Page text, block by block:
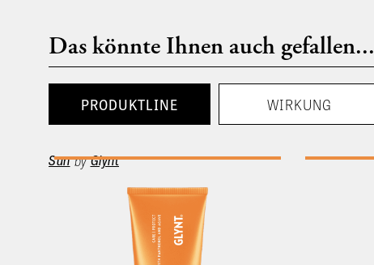
Das könnte Ihnen auch gefallen...
PRODUKTLINE WIRKUNG
Sun by Glynt